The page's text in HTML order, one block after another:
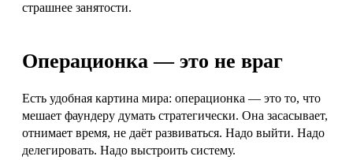
страшнее занятости.
Операционка — это не враг
Есть удобная картина мира: операционка — это то, что
мешает фаундеру думать стратегически. Она засасывает,
отнимает время, не даёт развиваться. Надо выйти. Надо
делегировать. Надо выстроить систему.